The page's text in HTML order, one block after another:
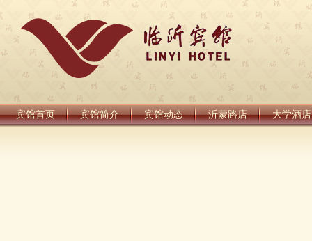
宾馆首页 宾馆简介 宾馆动态 沂蒙路店 大学酒店